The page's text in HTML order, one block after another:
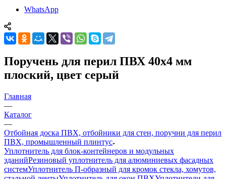
WhatsApp
Поручень для перил ПВХ 40х4 мм
плоский, цвет серый
Главная
—
Каталог
—
Отбойная доска ПВХ, отбойники для стен, поручни для перил
ПВХ, промышленный плинтус
Уплотнитель для блок-контейнеров и модульных
зданийРезиновый уплотнитель для алюминиевых фасадных
системУплотнитель П-образный для кромок стекла, хомутов,